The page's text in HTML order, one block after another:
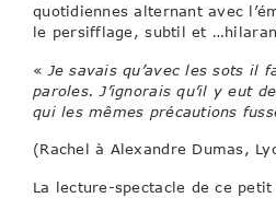
quotidiennes alternant avec
le persifflage, subtil et
« Je savais qu’avec les sots il
paroles. J’ignorais qu’il y eut
qui les mêmes précautions
(Rachel à Alexandre Dumas,
La lecture-spectacle de ce